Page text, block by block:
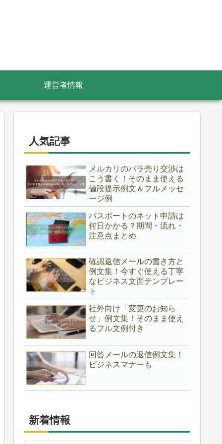
運営者情報
人気記事
メルカリのバラ売り交渉は
こう書く！そのまま使える
値段提示例文＆フルメッセ
ージ例
パスポートのネット申請は
何日かかる？期間・流れ・
注意点まとめ
確認返信メールの書き方と
例文集！今すぐ使える丁寧
なビジネス文面テンプレー
ト
社外向け「変更のお知ら
せ」例文集！そのまま使え
るフル文例付き
回答メールの返信例文集！
ビジネスマナーも
新着情報